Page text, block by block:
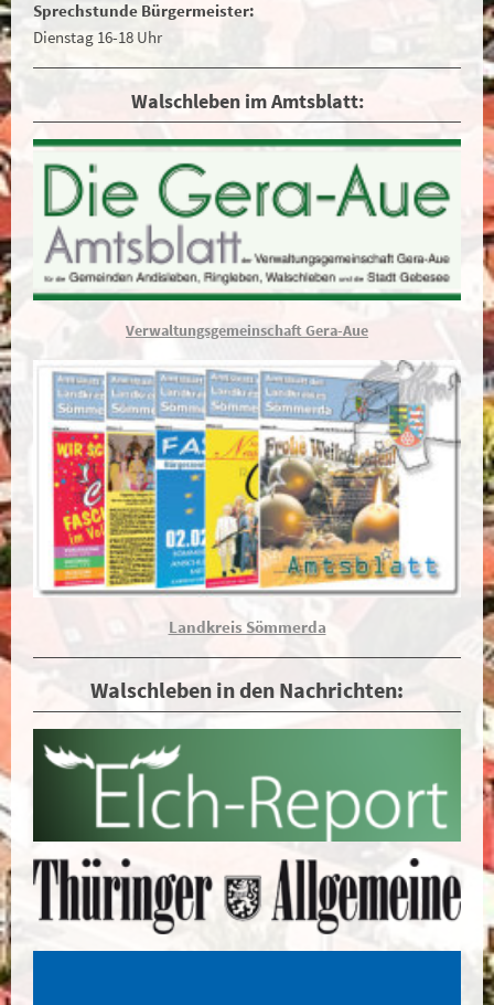
Sprechstunde Bürgermeister:
Dienstag 16-18 Uhr
Walschleben im Amtsblatt:
Verwaltungsgemeinschaft Gera-Aue
Landkreis Sömmerda
Walschleben in den Nachrichten: